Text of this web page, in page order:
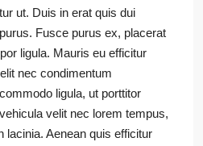
ut. Duis in erat quis dui
Fusce purus ex, placerat
ligula. Mauris eu efficitur
nec condimentum
ligula, ut porttitor
velit nec lorem tempus,
lacinia. Aenean quis efficitur